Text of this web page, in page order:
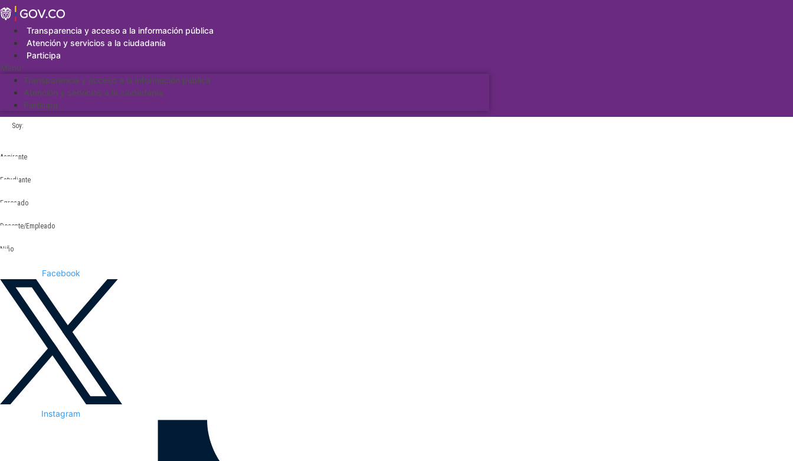
Saltar
al
contenidoTransparencia y acceso a la información pública
Atención y servicios a la ciudadanía
Participa
Menu
Transparencia y acceso a la información pública
Atención y servicios a la ciudadanía
Participa
Soy:
Aspirante
Estudiante
Egresado
Docente/Empleado
Niño
Facebook
Instagram